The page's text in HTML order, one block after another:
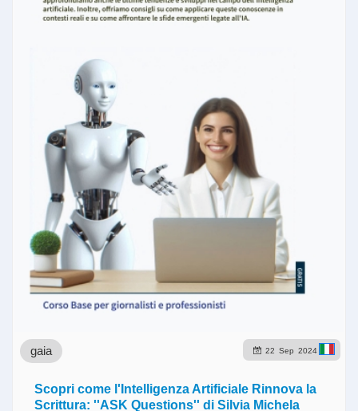
22 Sep 2024
gaia
Scopri come l'Intelligenza Artificiale Rinnova la
Scrittura: ''ASK Questions'' di Silvia Michela